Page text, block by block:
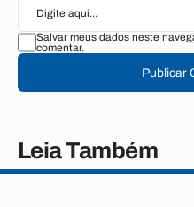
Salvar meus dados neste
comentar.
Publicar
Leia Também